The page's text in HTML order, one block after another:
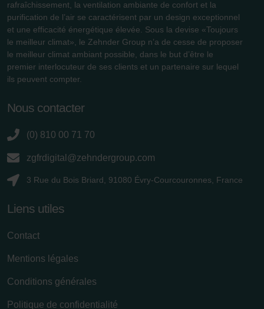
rafraîchissement, la ventilation ambiante de confort et la
purification de l’air se caractérisent par un design exceptionnel
et une efficacité énergétique élevée. Sous la devise «Toujours
le meilleur climat», le Zehnder Group n’a de cesse de proposer
le meilleur climat ambiant possible, dans le but d’être le
premier interlocuteur de ses clients et un partenaire sur lequel
ils peuvent compter.
Nous contacter
(0) 810 00 71 70
zgfrdigital@zehndergroup.com
3 Rue du Bois Briard, 91080 Évry-Courcouronnes, France
Liens utiles
Contact
Mentions légales
Conditions générales
Politique de confidentialité